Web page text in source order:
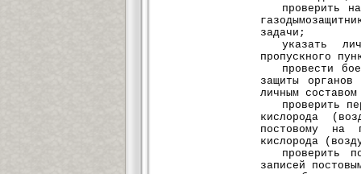
проверить
задачи;
указать
пропускного
провести
защиты
личным
проверить
кислорода
постовому на
кислорода
проверить
записей